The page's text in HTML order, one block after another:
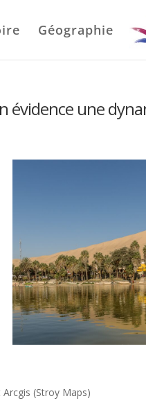
Géographie
une
(Stroy Maps)